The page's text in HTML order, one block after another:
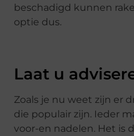
beschadigd kunnen
optie dus.
Laat u
Zoals je nu weet zijn er
die populair zijn. Ieder
voor-en nadelen. Het is